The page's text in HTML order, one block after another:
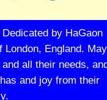
by HaGaon
London, England. May
all their needs,
and joy from their